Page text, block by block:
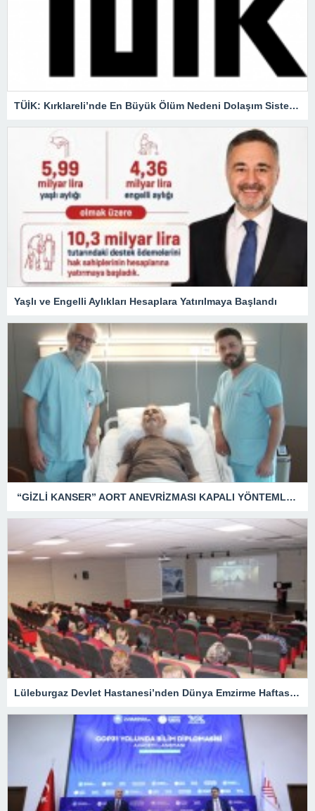
TÜİK: Kırklareli’nde En Büyük Ölüm Nedeni Dolaşım Sistemi Hastalıkları
Yaşlı ve Engelli Aylıkları Hesaplara Yatırılmaya Başlandı
“GİZLİ KANSER” AORT ANEVRİZMASI KAPALI YÖNTEMLE TEDAVİ EDİLDİ
Lüleburgaz Devlet Hastanesi’nden Dünya Emzirme Haftası Katılımı